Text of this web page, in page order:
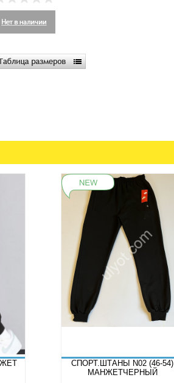
СПОРТ.ШТАНЫ N02 (46-54)
МАНЖЕТЧЕРНЫЙ